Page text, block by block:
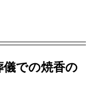
での焼香の